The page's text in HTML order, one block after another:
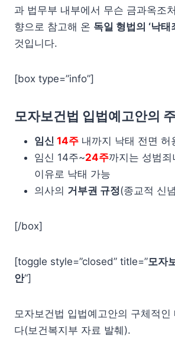
과 법무부 내부에서 무슨 금과옥조
향으로 참고해 온 독일 형법의 ‘낙태
것입니다.
[box type=”info”]
모자보건법 입법예고안의
임신 14주 내까지 낙태 전면 허
임신 14주~24주까지는 성범
이유로 낙태 가능
의사의 거부권 규정(종교적 신
[/box]
[toggle style=”closed” title=”모자
안“]
모자보건법 입법예고안의 구체적
다(보건복지부 자료 발췌).